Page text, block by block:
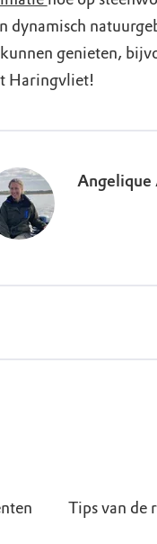
dynamisch
genieten,
Haringvliet!
Angelique
Tips van de